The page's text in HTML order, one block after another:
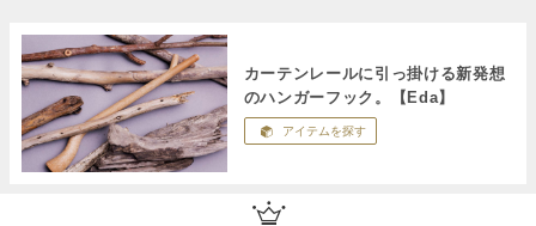
カーテンレールに引っ掛ける新発想
のハンガーフック。【Eda】
アイテムを探す